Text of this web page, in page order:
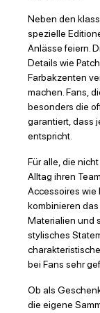
Neben den
spezielle
Anlässe feiern.
Details wie
Farbakzenten
machen. Fans,
besonders die
garantiert, dass
entspricht.
Für alle, die
Alltag ihren
Accessoires wie
kombinieren
Materialien und
stylisches
bei Fans sehr
Ob als
die eigene